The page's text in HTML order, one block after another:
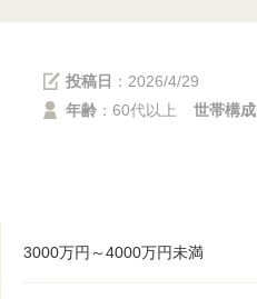
投稿日 ： 2026/4/29
年齢 ：60代以上 世帯構成
3000万円～4000万円未満